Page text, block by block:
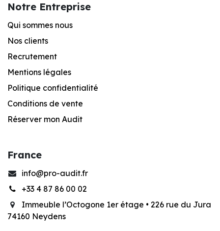
Notre Entreprise
Qui sommes nous
Nos clients
Recrutement
Mentions légales
Politique confidentialité
Conditions de vente
Réserver mon Audit
France
info@pro-audit.fr
+33 4 87 86 00 02
Immeuble l’Octogone 1er étage • 226 rue du Jura
74160 Neydens